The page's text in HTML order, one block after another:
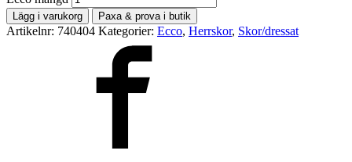
Lägg i varukorg Paxa & prova i butik
Artikelnr: 740404 Kategorier: Ecco, Herrskor, Skor/dressat